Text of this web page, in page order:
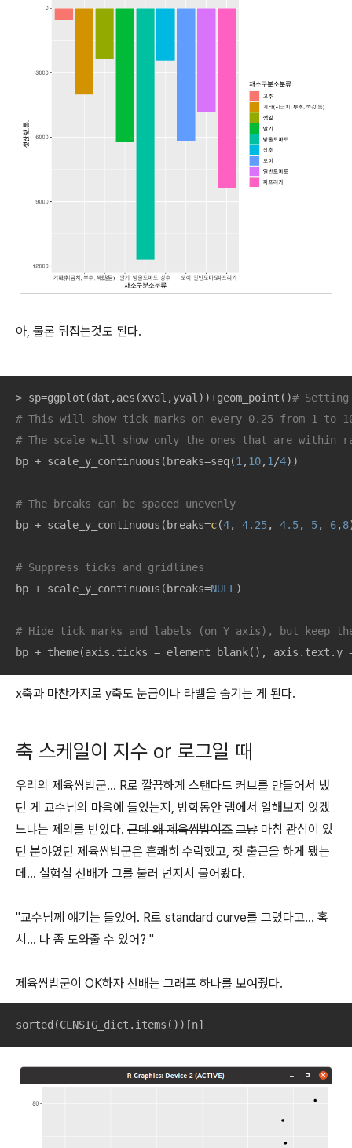
아, 물론 뒤집는것도 된다.
> sp=ggplot(dat,aes(xval,yval))+geom_point()#
# This will show tick marks on every 0.25 from 1 to
# The scale will show only the ones that are within
bp + scale_y_continuous(breaks=seq(1 , 10, 1 /4))
# The breaks can be spaced unevenly
bp + scale_y_continuous(breaks=c(4, 4.25, 4.5, 5, 6, 8
# Suppress ticks and gridlines
bp + scale_y_continuous(breaks=NULL )
# Hide tick marks and labels (on Y axis), but keep
bp + theme(axis.ticks = element_blank(), axis.text.y
x축과 마찬가지로 y축도 눈금이나 라벨을 숨기는 게 된다.
축 스케일이 지수 or 로그일 때
우리의 제육쌈밥군... R로 깔끔하게 스탠다드 커브를 만들어서 냈
던 게 교수님의 마음에 들었는지, 방학동안 랩에서 일해보지 않겠
느냐는 제의를 받았다. 근데 왜 제육쌈밥이죠 그냥 마침 관심이 있
던 분야였던 제육쌈밥군은 흔쾌히 수락했고, 첫 출근을 하게 됐는
데... 실험실 선배가 그를 불러 넌지시 물어봤다.
"교수님께 얘기는 들었어. R로 standard curve를 그렸다고... 혹
시... 나 좀 도와줄 수 있어? "
제육쌈밥군이 OK하자 선배는 그래프 하나를 보여줬다.
sorted(CLNSIG_dict.items())[n]